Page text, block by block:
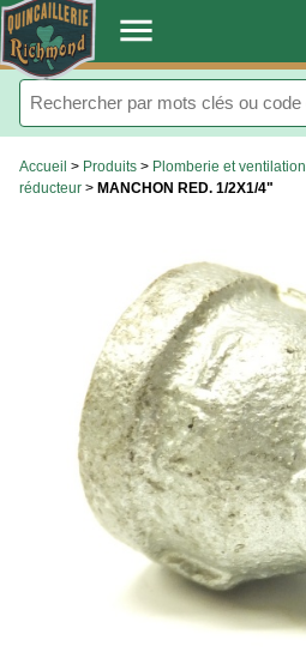
. menu
Accueil > Produits > Plomberie et ventilation
réducteur > MANCHON RED. 1/2X1/4"